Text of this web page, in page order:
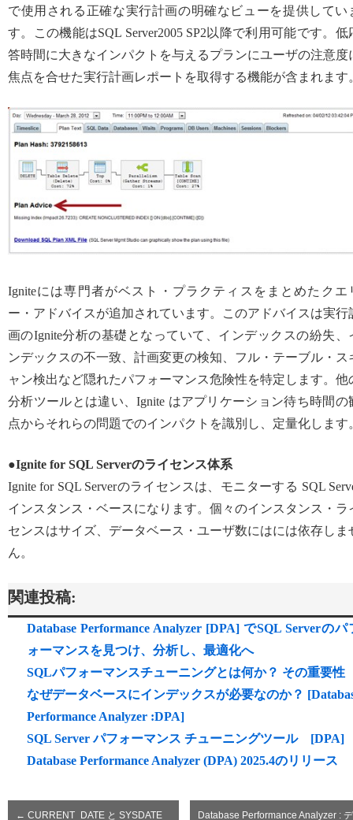
で使用される正確な実行計画の明確なビューを提供してい
す。この機能はSQL Server2005 SP2以降で利用可能です。低
答時間に大きなインパクトを与えるプランにユーザの注意度
焦点を合せた実行計画レポートを取得する機能が含まれます
Igniteには専門者がベスト・プラクティスをまとめたクエ
ー・アドバイスが追加されています。このアドバイスは実行
画のIgnite分析の基礎となっていて、インデックスの紛失、
ンデックスの不一致、計画変更の検知、フル・テーブル・ス
ャン検出など隠れたパフォーマンス危険性を特定します。他
分析ツールとは違い、Ignite はアプリケーション待ち時間の
点からそれらの問題でのインパクトを識別し、定量化します
●Ignite for SQL Serverのライセンス体系
Ignite for SQL Serverのライセンスは、モニターする SQL
インスタンス・ベースになります。個々のインスタンス・ラ
センスはサイズ、データベース・ユーザ数にはには依存しま
ん。
関連投稿:
Database Performance Analyzer [DPA] でSQL Serverのパ
ォーマンスを見つけ、分析し、最適化へ
SQLパフォーマンスチューニングとは何か？ その重要性
なぜデータベースにインデックスが必要なのか？
Performance Analyzer :DPA]
SQL Server パフォーマンス チューニングツール [DPA]
Database Performance Analyzer (DPA) 2025.4のリリース
← CURRENT_DATE と SYSDATE Database Performance Analyzer : デ